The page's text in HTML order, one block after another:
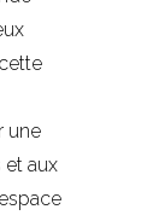
une
et aux